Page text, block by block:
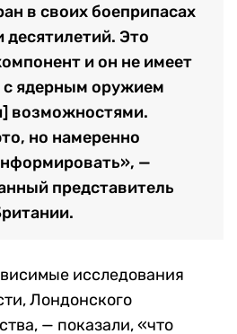
в своих боеприпасах
десятилетий. Это
и он не имеет
с ядерным оружием
возможностями.
но намеренно
—
представитель
исследования
Лондонского
— показали, «что